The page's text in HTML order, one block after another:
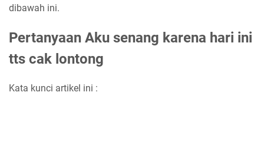
dibawah ini.
Pertanyaan Aku senang karena hari ini
tts cak lontong
Kata kunci artikel ini :